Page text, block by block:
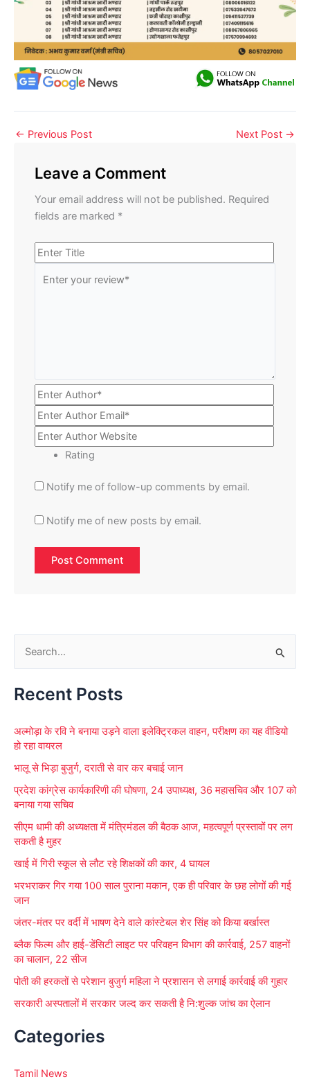
← Previous Post Next Post →
Leave a Comment
Your email address will not be published. Required
fields are marked *
Rating
Notify me of follow-up comments by email.
Notify me of new posts by email.
a
c
o
:
Recent Posts
अल्मोड़ा के रवि ने बनाया उड़ने वाला इलेक्ट्रिकल वाहन, परीक्षण का यह वीडियो
हो रहा वायरल
भालू से भिड़ा बुजुर्ग, दराती से वार कर बचाई जान
प्रदेश कांग्रेस कार्यकारिणी की घोषणा, 24 उपाध्यक्ष, 36 महासचिव और 107 को
बनाया गया सचिव
सीएम धामी की अध्यक्षता में मंत्रिमंडल की बैठक आज, महत्वपूर्ण प्रस्तावों पर लग
सकती है मुहर
खाई में गिरी स्कूल से लौट रहे शिक्षकों की कार, 4 घायल
भरभराकर गिर गया 100 साल पुराना मकान, एक ही परिवार के छह लोगों की गई
जान
जंतर-मंतर पर वर्दी में भाषण देने वाले कांस्टेबल शेर सिंह को किया बर्खास्त
ब्लैक फिल्म और हाई-डेंसिटी लाइट पर परिवहन विभाग की कार्रवाई, 257 वाहनों
का चालान, 22 सीज
पोती की हरकतों से परेशान बुजुर्ग महिला ने प्रशासन से लगाई कार्रवाई की गुहार
सरकारी अस्पतालों में सरकार जल्द कर सकती है नि:शुल्क जांच का ऐलान
Categories
Tamil News